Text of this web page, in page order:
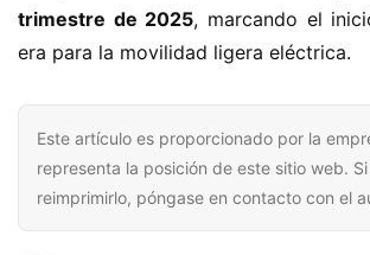
trimestre de 2025​​, marcando el
era para la movilidad ligera eléctrica.
Este artículo es proporcionado por la
representa la posición de este sitio web.
reimprimirlo, póngase en contacto con el